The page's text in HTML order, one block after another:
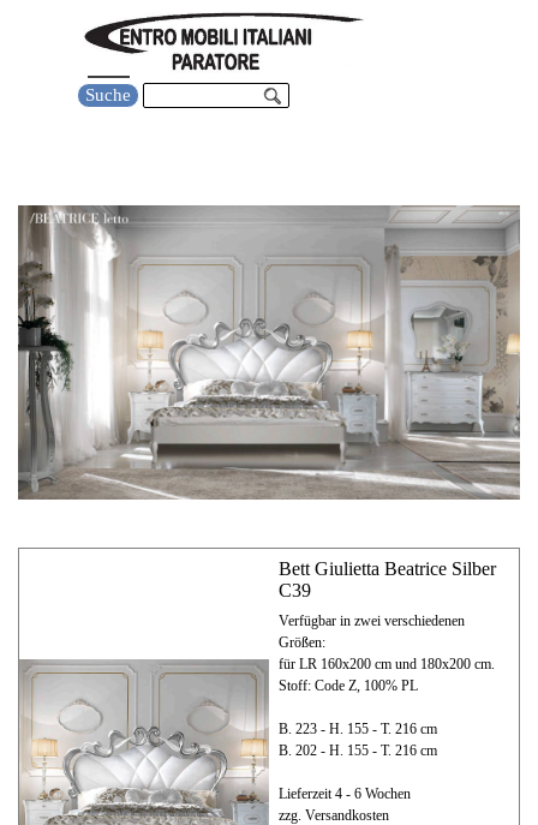
Menü überspringen
Suche
Bett Giulietta Beatrice Silber
C39
Verfügbar in zwei verschiedenen
Größen:
für LR 160x200 cm und 180x200 cm.
Stoff: Code Z, 100% PL
B. 223 - H. 155 - T. 216 cm
B. 202 - H. 155 - T. 216 cm
Lieferzeit 4 - 6 Wochen
zzg. Versandkosten